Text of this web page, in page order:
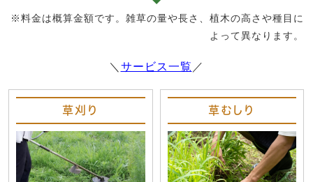
※料金は概算金額です。雑草の量や長さ、植木の高さや種目に
よって異なります。
＼ サービス一覧 ／
草刈り 草むしり